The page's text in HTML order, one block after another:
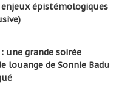
épistémologiques
une grande soirée
louange de Sonnie Badu